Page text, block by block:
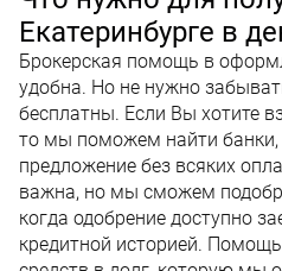
Екатеринбурге в
Брокерская помощь в
удобна. Но не нужно
бесплатны. Если Вы хотите
то мы поможем найти
предложение без всяких
важна, но мы сможем
когда одобрение доступно
кредитной историей.